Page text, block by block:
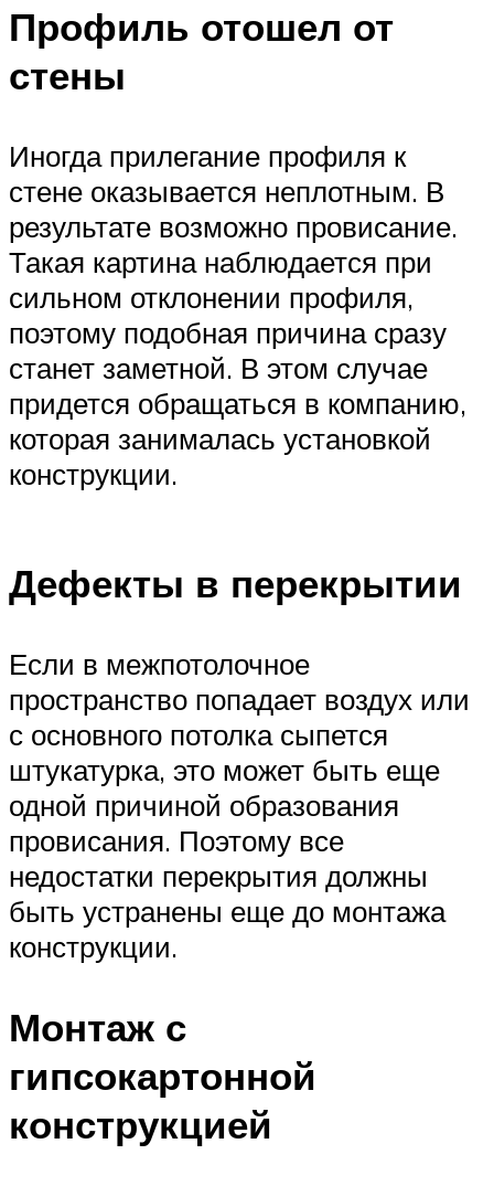
Профиль отошел от
стены
Иногда прилегание профиля к
стене оказывается неплотным. В
результате возможно провисание.
Такая картина наблюдается при
сильном отклонении профиля,
поэтому подобная причина сразу
станет заметной. В этом случае
придется обращаться в компанию,
которая занималась установкой
конструкции.
Дефекты в перекрытии
Если в межпотолочное
пространство попадает воздух или
с основного потолка сыпется
штукатурка, это может быть еще
одной причиной образования
провисания. Поэтому все
недостатки перекрытия должны
быть устранены еще до монтажа
конструкции.
Монтаж с
гипсокартонной
конструкцией